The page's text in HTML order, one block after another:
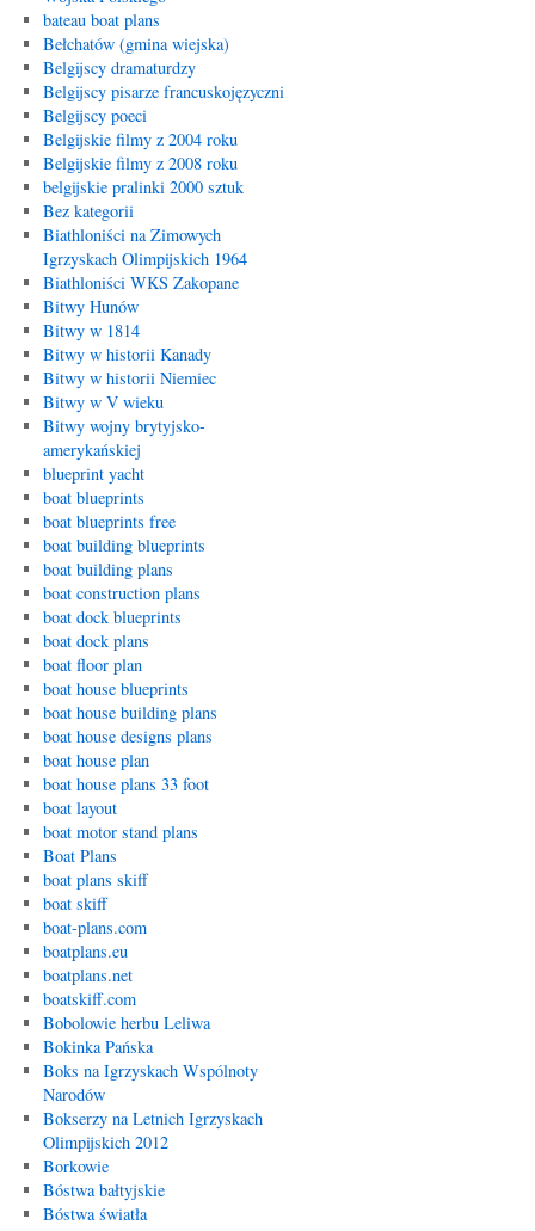
bateau boat plans
Bełchatów (gmina wiejska)
Belgijscy dramaturdzy
Belgijscy pisarze francuskojęzyczni
Belgijscy poeci
Belgijskie filmy z 2004 roku
Belgijskie filmy z 2008 roku
belgijskie pralinki 2000 sztuk
Bez kategorii
Biathloniści na Zimowych
Igrzyskach Olimpijskich 1964
Biathloniści WKS Zakopane
Bitwy Hunów
Bitwy w 1814
Bitwy w historii Kanady
Bitwy w historii Niemiec
Bitwy w V wieku
Bitwy wojny brytyjsko-
amerykańskiej
blueprint yacht
boat blueprints
boat blueprints free
boat building blueprints
boat building plans
boat construction plans
boat dock blueprints
boat dock plans
boat floor plan
boat house blueprints
boat house building plans
boat house designs plans
boat house plan
boat house plans 33 foot
boat layout
boat motor stand plans
Boat Plans
boat plans skiff
boat skiff
boat-plans.com
boatplans.eu
boatplans.net
boatskiff.com
Bobolowie herbu Leliwa
Bokinka Pańska
Boks na Igrzyskach Wspólnoty
Narodów
Bokserzy na Letnich Igrzyskach
Olimpijskich 2012
Borkowie
Bóstwa bałtyjskie
Bóstwa światła